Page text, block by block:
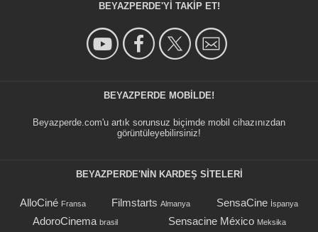
BEYAZPERDE'YI TAKIP ET!
BEYAZPERDE MOBILDE!
Beyazperde.com'u artık sorunsuz biçimde mobil cihazınızdan
görüntüleyebilirsiniz!
BEYAZPERDE'NIN KARDEŞ SİTELERİ
AlloCiné Fransa Filmstarts Almanya SensaCine İspanya
AdoroCinema brasil Sensacine México Meksika